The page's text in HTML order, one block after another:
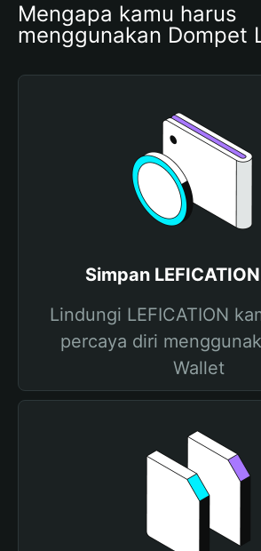
Mengapa kamu harus
menggunakan Dompet
Simpan
Lindungi LEFICATION
percaya diri
Wallet